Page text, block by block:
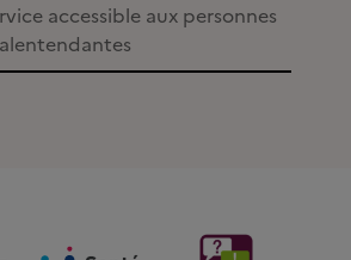
accessible aux personnes